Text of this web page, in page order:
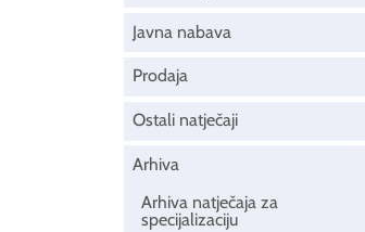
Javna nabava
Prodaja
Ostali natječaji
Arhiva
Arhiva natječaja za
specijalizaciju